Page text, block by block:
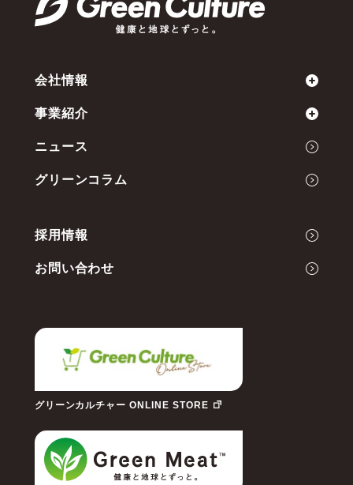
会社情報
ミッション
会社概要
代表メッセージ
事業紹介
ニュース
グリーンコラム
採用情報
お問い合わせ
グリーンカルチャー ONLINE STORE